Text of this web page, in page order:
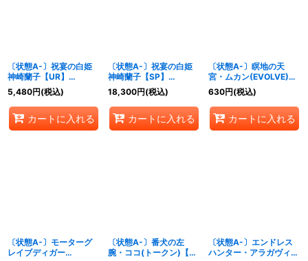
〔状態A-〕祝宴の白姫
神崎蘭子【UR】
{ECP02-U09}《ナイト
メア》
5,480円(税込)
カートに入れる
〔状態A-〕祝宴の白姫
神崎蘭子【SP】
{ECP02-SP09}《ナイ
トメア》
18,300円(税込)
カートに入れる
〔状態A-〕瞑地の天
宮・ムカン(EVOLVE)
【GR】{BP16-080}
《ナイトメア》
630円(税込)
カートに入れる
〔状態A-〕モーターグ
レイブディガー
〔状態A-〕番犬の左
腕・ココ(トークン)【プ
〔状態A-〕エンドレス
ハンター・アラガヴィ